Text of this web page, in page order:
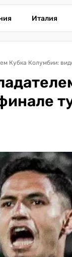
Италия
Кубка Колумбии: